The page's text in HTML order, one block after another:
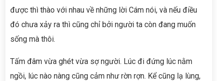
được thì thào với nhau về những lời Cám nói, và nếu điều
đó chưa xảy ra thì cũng chỉ bởi người ta còn đang muốn
sống mà thôi.
Tấm đâm vừa ghét vừa sợ người. Lúc đi đứng lúc nằm
ngồi, lúc nào nàng cũng cảm như rờn rợn. Kể cũng lạ lùng,